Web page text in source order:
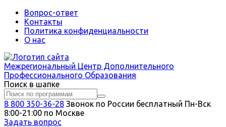
Вопрос-ответ
Контакты
Политика конфиденциальности
О нас
Межрегиональный Центр Дополнительного
Профессионального Образования
Поиск в шапке
8 800 350-36-28 Звонок по России бесплатный Пн-Вск
8:00-21:00 по Москве
Задать вопрос